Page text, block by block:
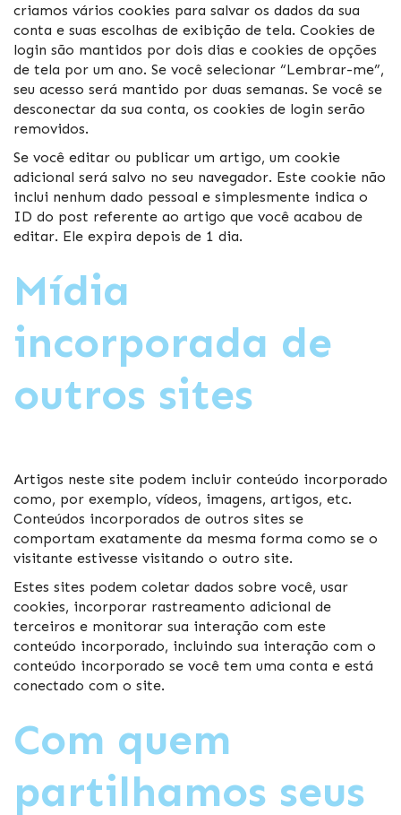
criamos vários cookies para salvar os dados da sua
conta e suas escolhas de exibição de tela. Cookies de
login são mantidos por dois dias e cookies de opções
de tela por um ano. Se você selecionar “Lembrar-me”,
seu acesso será mantido por duas semanas. Se você se
desconectar da sua conta, os cookies de login serão
removidos.
Se você editar ou publicar um artigo, um cookie
adicional será salvo no seu navegador. Este cookie não
inclui nenhum dado pessoal e simplesmente indica o
ID do post referente ao artigo que você acabou de
editar. Ele expira depois de 1 dia.
Mídia
incorporada de
outros sites
Artigos neste site podem incluir conteúdo incorporado
como, por exemplo, vídeos, imagens, artigos, etc.
Conteúdos incorporados de outros sites se
comportam exatamente da mesma forma como se o
visitante estivesse visitando o outro site.
Estes sites podem coletar dados sobre você, usar
cookies, incorporar rastreamento adicional de
terceiros e monitorar sua interação com este
conteúdo incorporado, incluindo sua interação com o
conteúdo incorporado se você tem uma conta e está
conectado com o site.
Com quem
partilhamos seus